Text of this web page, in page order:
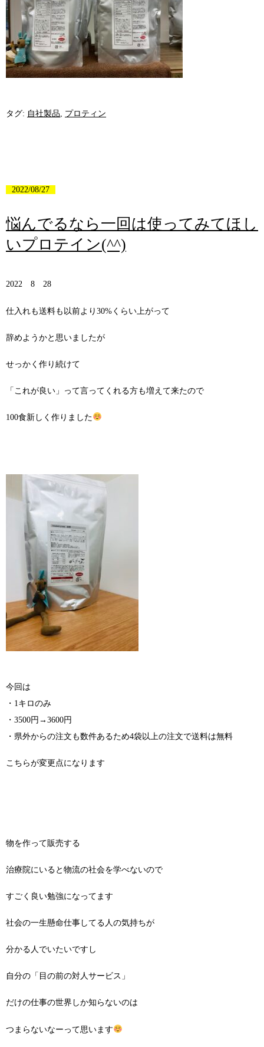
タグ: 自社製品, プロティン
2022/08/27
悩んでるなら一回は使ってみてほし
いプロテイン(^^)
2022 8 28
仕入れも送料も以前より30%くらい上がって
辞めようかと思いましたが
せっかく作り続けて
「これが良い」って言ってくれる方も増えて来たので
100食新しく作りました
今回は
・1キロのみ
・3500円→3600円
・県外からの注文も数件あるため4袋以上の注文で送料は無料
こちらが変更点になります
物を作って販売する
治療院にいると物流の社会を学べないので
すごく良い勉強になってます
社会の一生懸命仕事してる人の気持ちが
分かる人でいたいですし
自分の「目の前の対人サービス」
だけの仕事の世界しか知らないのは
つまらないなーって思います